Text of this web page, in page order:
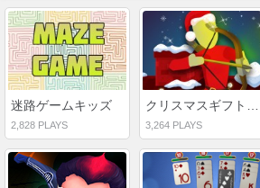
迷路ゲームキッズ
2,828 PLAYS 3,264 PLAYS